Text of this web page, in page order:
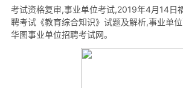
考试资格复审,事业单位考试,2019年4月14日
聘考试《教育综合知识》试题及解析,事业单
华图事业单位招聘考试网。